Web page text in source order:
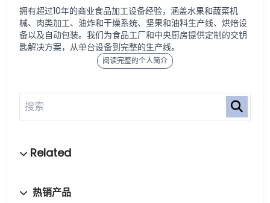
拥有超过10年的商业食品加工设备经验，涵盖水果和蔬菜机
械、肉类加工、油炸和干燥系统、坚果和油料生产线、烘焙设
备以及自动包装。我们为食品工厂和中央厨房提供定制的交钥
匙解决方案，从单台设备到完整的生产线。
阅读完整的个人简介
热销产品